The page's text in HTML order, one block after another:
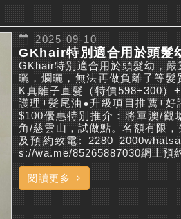
2025-09-10
GKhair特別適合用於頭髮幼，
曬，爛曬，無法再做負離子等髮
K真離子直髮（特價598+300）
護理+髪尾油●升級項目推薦+好
$100優惠特別推介：將軍澳/觀
角/慈雲山，試做點。名額有限
及預約致電: 2280
s://wa.me/85265887030網上預
閱讀更多